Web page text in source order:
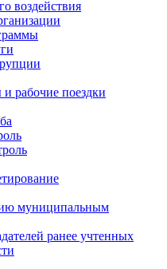
воздействия
рабочие поездки
муниципальным
ранее учтенных